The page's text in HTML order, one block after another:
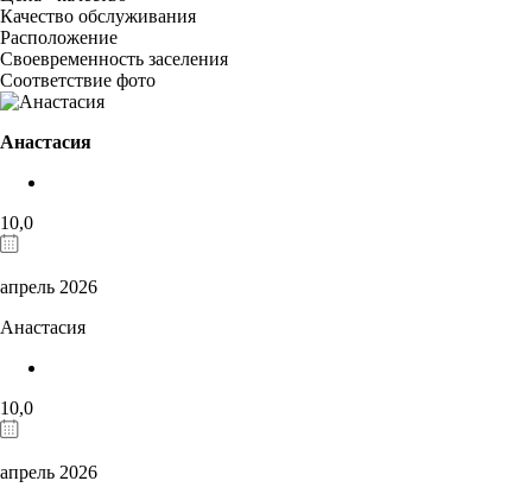
Качество обслуживания
Расположение
Своевременность заселения
Соответствие фото
Анастасия
10,0
апрель 2026
Анастасия
10,0
апрель 2026